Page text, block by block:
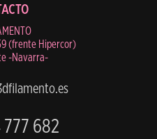
(frente Hipercor)
-Navarra-
777 682